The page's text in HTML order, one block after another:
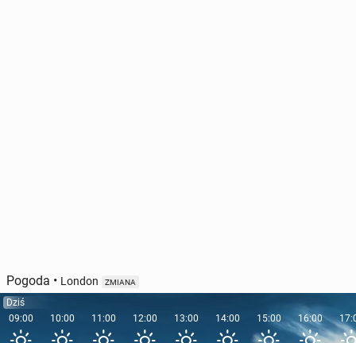
Pogoda • London ZMIANA
Dziś
09:00
10:00 11:00 12:00 13:00 14:00 15:00 16:00